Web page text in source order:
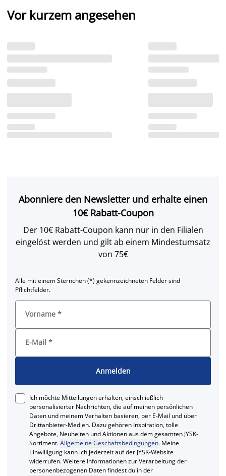
Vor kurzem angesehen
Abonniere den Newsletter und erhalte einen
10€ Rabatt-Coupon
Der 10€ Rabatt-Coupon kann nur in den Filialen
eingelöst werden und gilt ab einem Mindestumsatz
von 75€
Alle mit einem Sternchen (*) gekennzeichneten Felder sind
Pflichtfelder.
Vorname *
E-Mail *
Anmelden
Ich möchte Mitteilungen erhalten, einschließlich
personalisierter Nachrichten, die auf meinen persönlichen
Daten und meinem Verhalten basieren, per E-Mail und über
Drittanbieter-Medien. Dazu gehören Inspiration, tolle
Angebote, Neuheiten und Aktionen aus dem gesamten JYSK-
Sortiment.Allgemeine Geschäftsbedingungen. Meine
Einwilligung kann ich jederzeit auf der JYSK-Website
widerrufen. Weitere Informationen zur Verarbeitung der
personenbezogenen Daten findest du in der